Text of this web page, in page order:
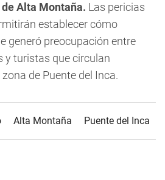
Alta Montaña. Las pericias
establecer cómo
generó preocupación entre
y turistas que circulan
de Puente del Inca.
Alta Montaña Puente del Inca